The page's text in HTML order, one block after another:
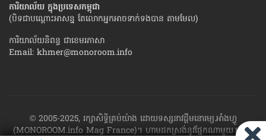
ការិយាល័យ ក្នុង​ប្រទេស​កម្ពុជា
(បិទជាបណ្ដោះអាសន្ន តែលោកអ្នកអាចទាក់ទងបាន តាមមែល)
ការិយាល័យនិពន្ធ ជាខេមរភាសា
Email: khmer@monoroom.info
© 2005-2025, រក្សាសិទ្ធិគ្រប់យ៉ាង ដោយទស្សនាវដ្ដី​មនោរម្យ.អាំងហ្វូ
(MONOROOM.info Mag France)។ ហាម​ដក​ស្រង់​នូវ​ផ្នែក​ណា​មួយ​ ឬ​ផ្នែក​